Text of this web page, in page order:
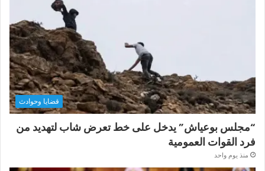
قضايا وحوادث
“مجلس بوعياش” يدخل على خط تعرض شاب لتهديد من
فرد القوات العمومية
منذ يوم واحد